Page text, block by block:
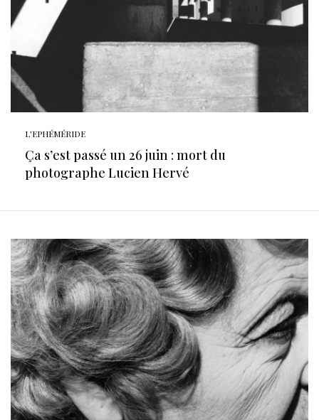
L'EPHÉMÉRIDE
Ça s’est passé un 26 juin : mort du
photographe Lucien Hervé